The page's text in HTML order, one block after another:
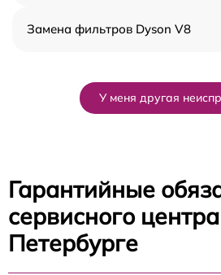
Замена фильтров Dyson V8
У меня другая
Гарантийные
сервисного
Петербурге